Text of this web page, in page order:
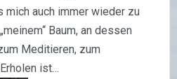
mich auch immer wieder zu
Baum, an dessen
Meditieren, zum
ist…